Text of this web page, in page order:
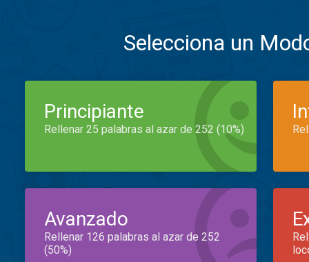
Selecciona un
Principiante
Rellenar 25 palabras al azar de 252 (10%)
Avanzado
Rellenar 126 palabras al azar de 252
(50%)